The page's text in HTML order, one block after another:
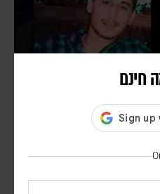
חינם
תמיר וקנין ז"ל נהרגו כתוצאה